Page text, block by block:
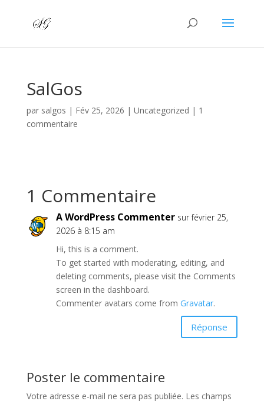
SalGos
par salgos | Fév 25, 2026 | Uncategorized | 1
commentaire
1 Commentaire
A WordPress Commenter sur février 25,
2026 à 8:15 am
Hi, this is a comment.
To get started with moderating, editing, and
deleting comments, please visit the Comments
screen in the dashboard.
Commenter avatars come from Gravatar.
Réponse
Poster le commentaire
Votre adresse e-mail ne sera pas publiée. Les champs